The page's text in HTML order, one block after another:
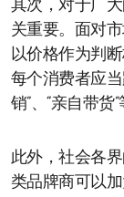
其次，对于广
关重要。面对
以价格作为判
每个消费者应
销”、“亲自带货
此外，社会各
类品牌商可以